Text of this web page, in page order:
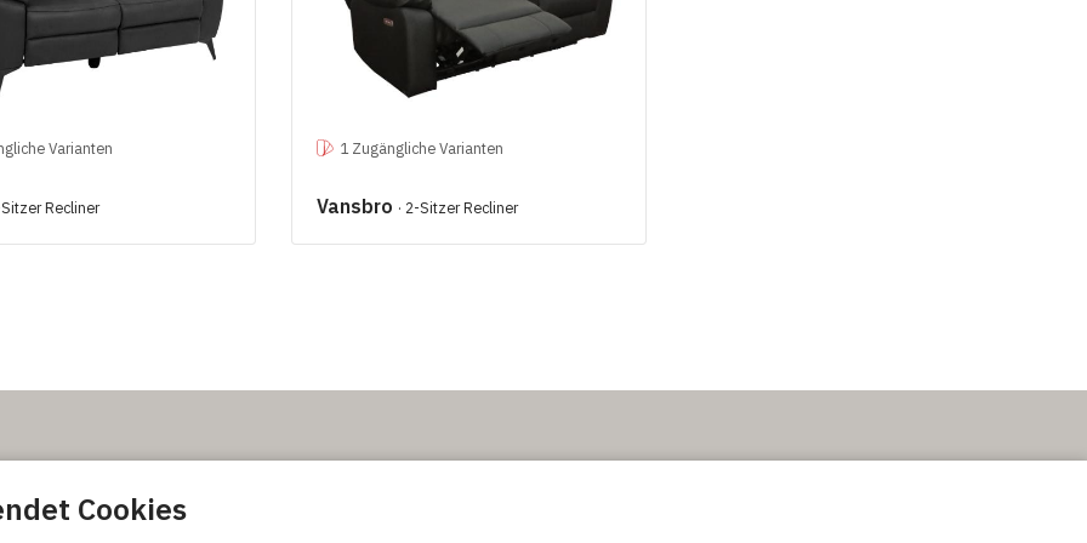
Cookies
Varianten
Sitzer Recliner
1 Zugängliche Varianten
Vansbro · 2-Sitzer Recliner